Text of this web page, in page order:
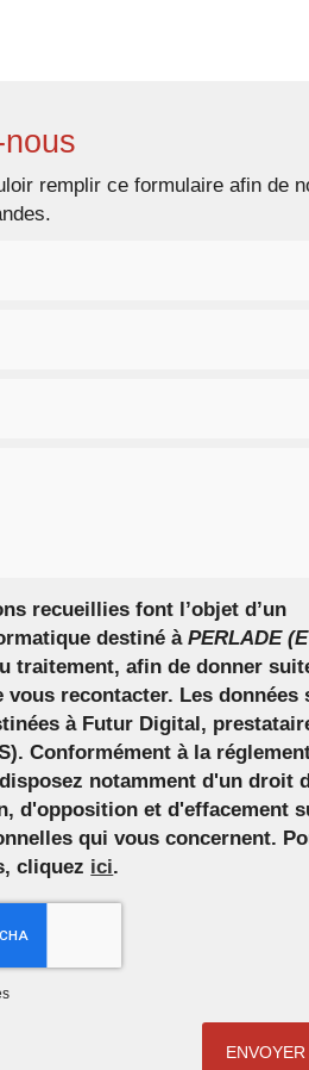
remplir ce formulaire afin de
recueillies font l’objet d’un
destiné àPERLADE
traitement, afin de donner
vous recontacter. Les données
à Futur Digital,
Conformément à la
notamment d'un droit
d'opposition et d'effacement
qui vous concernent.
cliquez ici.